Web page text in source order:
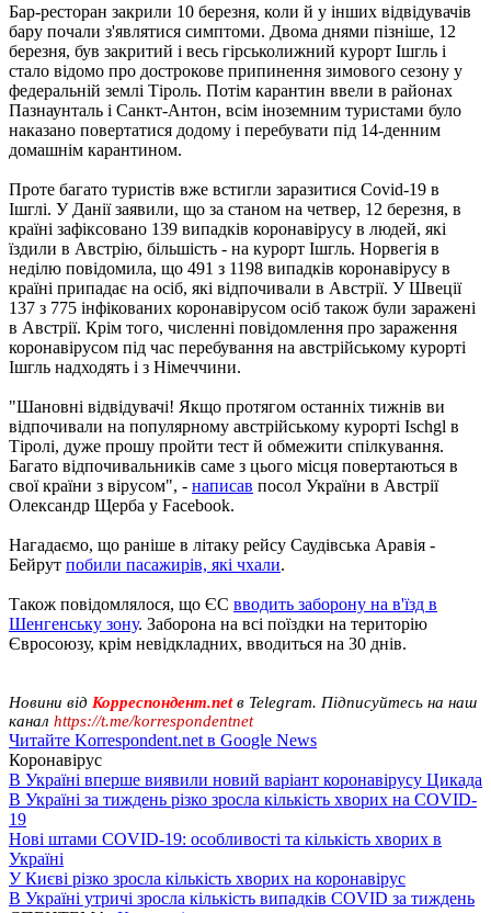
Бар-ресторан закрили 10 березня, коли й у інших відвідувачів
бару почали з'являтися симптоми. Двома днями пізніше, 12
березня, був закритий і весь гірськолижний курорт Ішгль і
стало відомо про дострокове припинення зимового сезону у
федеральній землі Тіроль. Потім карантин ввели в районах
Пазнаунталь і Санкт-Антон, всім іноземним туристами було
наказано повертатися додому і перебувати під 14-денним
домашнім карантином.
Проте багато туристів вже встигли заразитися Covid-19 в
Ішглі. У Данії заявили, що за станом на четвер, 12 березня, в
країні зафіксовано 139 випадків коронавірусу в людей, які
їздили в Австрію, більшість - на курорт Ішгль. Норвегія в
неділю повідомила, що 491 з 1198 випадків коронавірусу в
країні припадає на осіб, які відпочивали в Австрії. У Швеції
137 з 775 інфікованих коронавірусом осіб також були заражені
в Австрії. Крім того, численні повідомлення про зараження
коронавірусом під час перебування на австрійському курорті
Ішгль надходять і з Німеччини.
"Шановні відвідувачі! Якщо протягом останніх тижнів ви
відпочивали на популярному австрійському курорті Ischgl в
Тіролі, дуже прошу пройти тест й обмежити спілкування.
Багато відпочивальників саме з цього місця повертаються в
свої країни з вірусом", - написав посол України в Австрії
Олександр Щерба у Facebook.
Нагадаємо, що раніше в літаку рейсу Саудівська Аравія -
Бейрут побили пасажирів, які чхали.
Також повідомлялося, що ЄС вводить заборону на в'їзд в
Шенгенську зону. Заборона на всі поїздки на територію
Євросоюзу, крім невідкладних, вводиться на 30 днів.
Новини від Корреспондент.netв Telegram. Підписуйтесь на наш
канал https://t.me/korrespondentnet
Читайте Korrespondent.net в Google News
Коронавірус
В Україні вперше виявили новий варіант коронавірусу Цикада
В Україні за тиждень різко зросла кількість хворих на COVID-
19
Нові штами COVID-19: особливості та кількість хворих в
Україні
У Києві різко зросла кількість хворих на коронавірус
В Україні утричі зросла кількість випадків COVID за тиждень